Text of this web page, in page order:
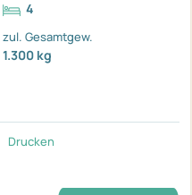
4
zul. Gesamtgew.
1.300 kg
Drucken